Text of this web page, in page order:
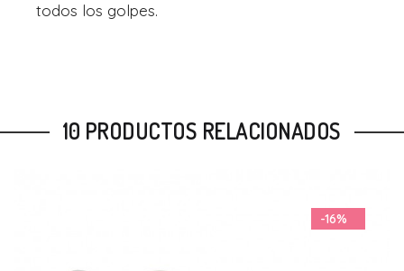
todos los golpes.
10 PRODUCTOS RELACIONADOS
-17%